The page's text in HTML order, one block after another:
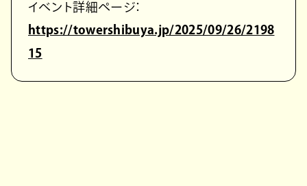
イベント詳細ページ：
https://towershibuya.jp/2025/09/26/2198
15